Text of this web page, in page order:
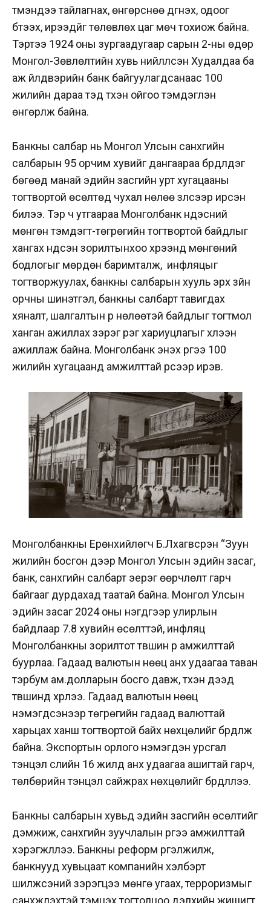
түмэндээ тайлагнах, өнгөрснөө дүгнэх, одоог
бүтээх, ирээдүйг төлөвлөх цаг мөч тохиож байна.
Тэртээ 1924 оны зургаадугаар сарын 2-ны өдөр
Монгол-Зөвлөлтийн хувь нийлүүлсэн Худалдаа ба
аж үйлдвэрийн банк байгуулагдсанаас 100
жилийн дараа тэд түүхэн ойгоо тэмдэглэн
өнгөрүүлж байна.
Банкны салбар нь Монгол Улсын санхүүгийн
салбарын 95 орчим хувийг дангаараа бүрдүүлдэг
бөгөөд манай эдийн засгийн урт хугацааны
тогтвортой өсөлтөд чухал нөлөө үзүүлсээр ирсэн
билээ. Тэр ч утгаараа Монголбанк үндэсний
мөнгөн тэмдэгт-төгрөгийн тогтвортой байдлыг
хангах үндсэн зорилтынхоо хүрээнд мөнгөний
бодлогыг мөрдөн баримталж, инфляцыг
тогтворжуулах, банкны салбарын хууль эрх зүйн
орчны шинэтгэл, банкны салбарт тавигдах
хяналт, шалгалтын үр нөлөөтэй байдлыг тогтмол
ханган ажиллах зэрэг үүрэг хариуцлагыг хүлээн
ажиллаж байна. Монголбанк энэхүү үүргээ 100
жилийн хугацаанд амжилттай үүрсээр ирэв.
Монголбанкны Ерөнхийлөгч Б.Лхагвсүрэн “Зуун
жилийн босгон дээр Монгол Улсын эдийн засаг,
банк, санхүүгийн салбарт эерэг өөрчлөлт гарч
байгааг дурдахад таатай байна. Монгол Улсын
эдийн засаг 2024 оны нэгдүгээр улирлын
байдлаар 7.8 хувийн өсөлттэй, инфляц
Монголбанкны зорилтот түвшин рүү амжилттай
буурлаа. Гадаад валютын нөөц анх удаагаа таван
тэрбум ам.долларын босго давж, түүхэн дээд
түвшинд хүрлээ. Гадаад валютын нөөц
нэмэгдсэнээр төгрөгийн гадаад валюттай
харьцах ханш тогтвортой байх нөхцөлийг бүрдүүлж
байна. Экспортын орлого нэмэгдэн урсгал
тэнцэл сүүлийн 16 жилд анх удаагаа ашигтай гарч,
төлбөрийн тэнцэл сайжрах нөхцөлийг бүрдүүллээ.
Банкны салбарын хувьд эдийн засгийн өсөлтийг
дэмжиж, санхүүгийн зуучлалын үүргээ амжилттай
хэрэгжүүллээ. Банкны реформ үргэлжилж,
банкнууд хувьцаат компанийн хэлбэрт
шилжсэний зэрэгцээ мөнгө угаах, терроризмыг
санхүүжүүлэхтэй тэмцэх тогтолцоо дэлхийн жишигт